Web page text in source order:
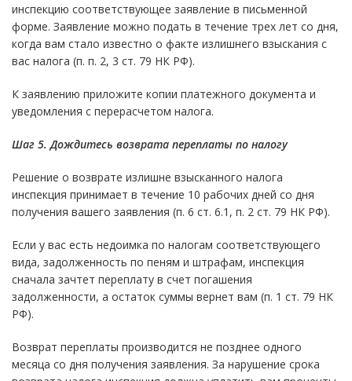
инспекцию соответствующее заявление в письменной
форме. Заявление можно подать в течение трех лет со дня,
когда вам стало известно о факте излишнего взыскания с
вас налога (п. п. 2, 3 ст. 79 НК РФ).
К заявлению приложите копии платежного документа и
уведомления с перерасчетом налога.
Шаг 5. Дождитесь возврата переплаты по налогу
Решение о возврате излишне взысканного налога
инспекция принимает в течение 10 рабочих дней со дня
получения вашего заявления (п. 6 ст. 6.1, п. 2 ст. 79 НК РФ).
Если у вас есть недоимка по налогам соответствующего
вида, задолженность по пеням и штрафам, инспекция
сначала зачтет переплату в счет погашения
задолженности, а остаток суммы вернет вам (п. 1 ст. 79 НК
РФ).
Возврат переплаты производится не позднее одного
месяца со дня получения заявления. За нарушение срока